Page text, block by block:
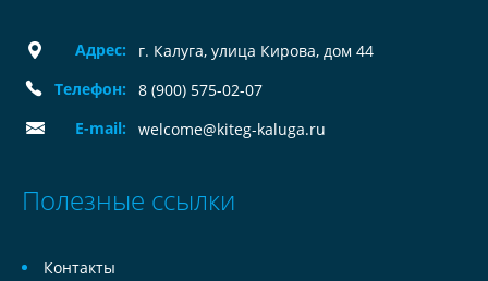
Адрес:
г. Калуга, улица Кирова, дом 44
Телефон:
8 (900) 575-02-07
E-mail:
welcome@kiteg-kaluga.ru
Полезные ссылки
Контакты